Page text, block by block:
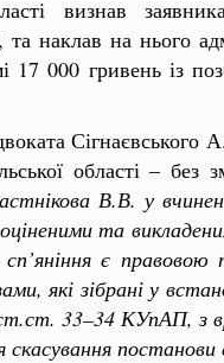
визнав
наклав на нього
17 000 гривень із
області –
В.В. у
та
є правовою
які зібрані у
33–34 КУпАП, з